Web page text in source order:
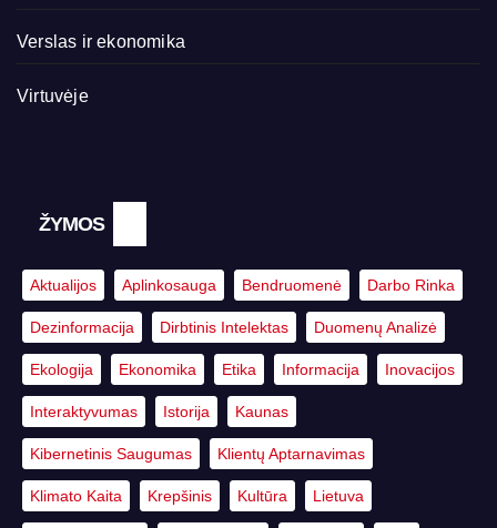
Verslas ir ekonomika
Virtuvėje
ŽYMOS
Aktualijos Aplinkosauga Bendruomenė Darbo Rinka
Dezinformacija Dirbtinis Intelektas Duomenų Analizė
Ekologija Ekonomika Etika Informacija Inovacijos
Interaktyvumas Istorija Kaunas
Kibernetinis Saugumas Klientų Aptarnavimas
Klimato Kaita Krepšinis Kultūra Lietuva